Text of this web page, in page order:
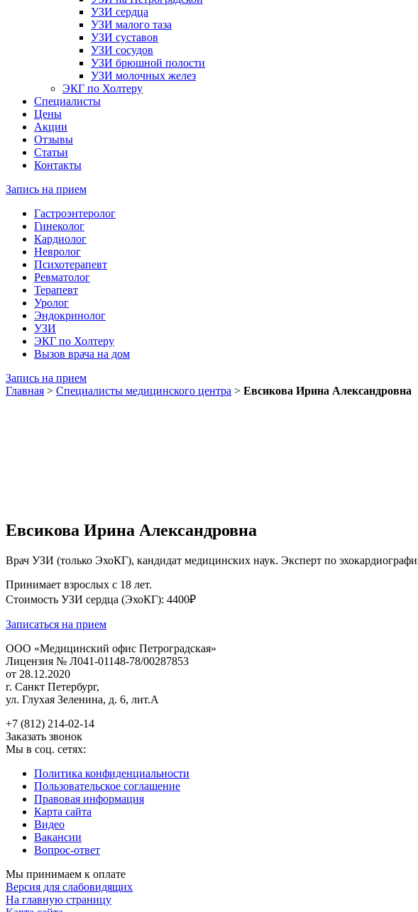
УЗИ сердца
УЗИ малого таза
УЗИ суставов
УЗИ сосудов
УЗИ брюшной полости
УЗИ молочных желез
ЭКГ по Холтеру
Специалисты
Цены
Акции
Отзывы
Статьи
Контакты
Запись на прием
Гастроэнтеролог
Гинеколог
Кардиолог
Невролог
Психотерапевт
Ревматолог
Терапевт
Уролог
Эндокринолог
УЗИ
ЭКГ по Холтеру
Вызов врача на дом
Запись на прием
Главная > Специалисты медицинского центра > Евсикова Ирина Александровна
Евсикова Ирина Александровна
Врач УЗИ (только ЭхоКГ), кандидат медицинских наук. Эксперт по
Принимает взрослых с 18 лет.
Стоимость УЗИ сердца (ЭхоКГ): 4400₽
Записаться на прием
ООО «Медицинский офис Петроградская»
Лицензия № Л041-01148-78/00287853
от 28.12.2020
г. Санкт Петербург,
ул. Глухая Зеленина, д. 6, лит.А
+7 (812) 214-02-14
Заказать звонок
Мы в соц. сетях:
Политика конфиденциальности
Пользовательское соглашение
Правовая информация
Карта сайта
Видео
Вакансии
Вопрос-ответ
Мы принимаем к оплате
Версия для слабовидящих
На главную страницу